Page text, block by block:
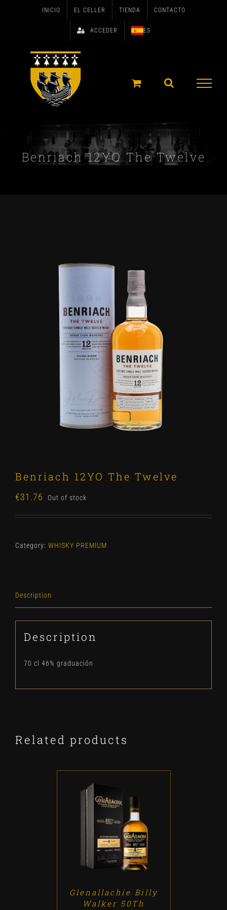
INICIO EL CELLER TIENDA CONTACTO
ACCEDER ES
Benriach 12YO The Twelve
Benriach 12YO The Twelve
€31.76 Out of stock
Category: WHISKY PREMIUM
Description
Description
70 cl 46% graduación
Related products
DETALLES
Glenallachie Billy
Walker 50Th